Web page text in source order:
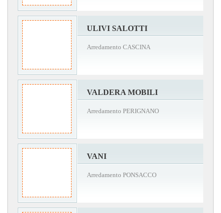
ULIVI SALOTTI
Arredamento CASCINA
VALDERA MOBILI
Arredamento PERIGNANO
VANI
Arredamento PONSACCO